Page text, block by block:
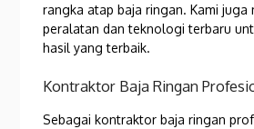
rangka atap baja ringan. Kami juga
peralatan dan teknologi terbaru
hasil yang terbaik.
Kontraktor Baja Ringan
Sebagai kontraktor baja ringan